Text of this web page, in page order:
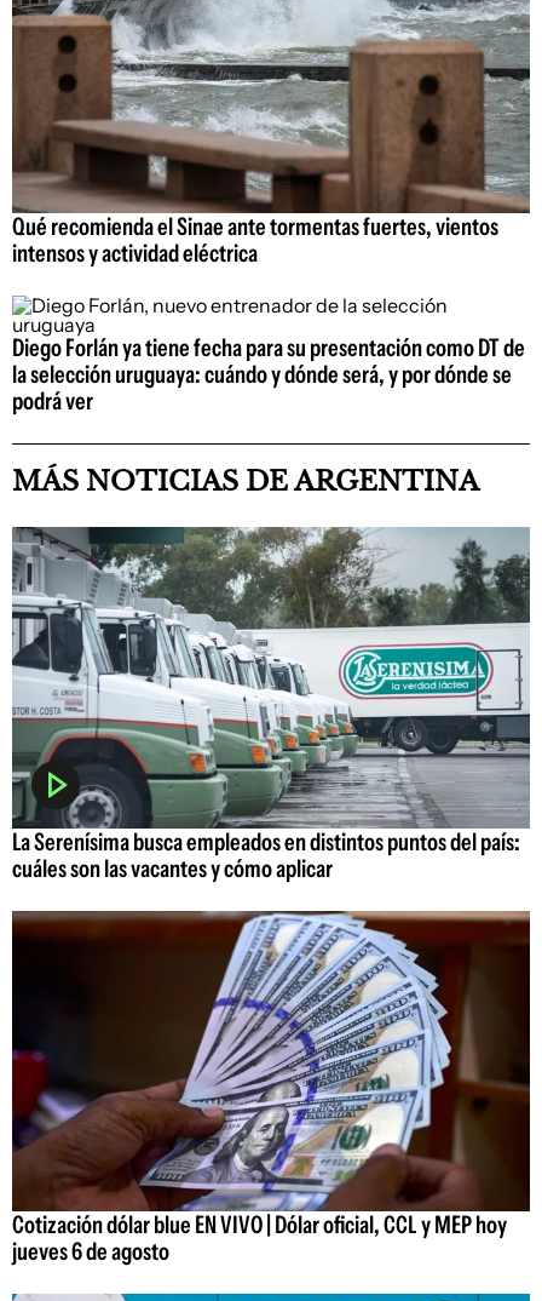
Qué recomienda el Sinae ante tormentas fuertes, vientos
intensos y actividad eléctrica
Diego Forlán ya tiene fecha para su presentación como DT de
la selección uruguaya: cuándo y dónde será, y por dónde se
podrá ver
MÁS NOTICIAS DE ARGENTINA
La Serenísima busca empleados en distintos puntos del país:
cuáles son las vacantes y cómo aplicar
Cotización dólar blue EN VIVO | Dólar oficial, CCL y MEP hoy
jueves 6 de agosto